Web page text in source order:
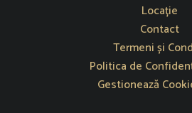
Se
Locație
Contact
Termeni și
Politica de
Gestionează